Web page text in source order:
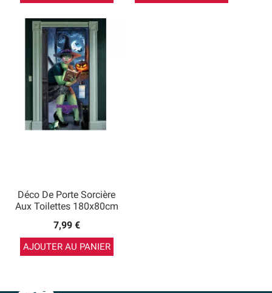
Déco De Porte Sorcière
Aux Toilettes 180x80cm
7,99 €
AJOUTER AU PANIER